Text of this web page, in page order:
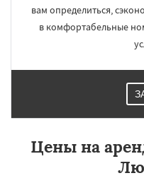
вам определиться,
в комфортабельные
Цены на